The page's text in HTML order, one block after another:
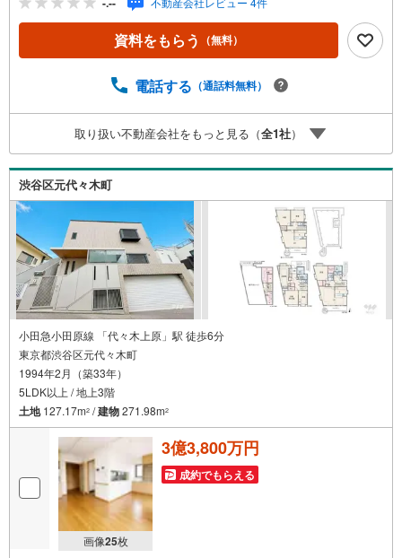
建・中古戸建・マンションなど幅広い物件を取り扱ってお
ります！■インターネット予約で当日見学が可能です（1）
［室内・現地を見学する］をクリック（2）本日～4日以内
ください！■9:30～20:00はお電話でのお問い合わせがスム
で物件を成約するとPayPayポイントがもらえる「Yahoo！
不動産 物件ご成約キャンペーン」の対象になります。「資
料をもらう」「見学予約をする」ボタンからお問い合わせ
ください。※必ずYahoo！ JAPAN IDでログインしてくださ
い。※PayPayポイントは出金と譲渡はできません。
資料をもらう （無料）
電話する （通話料無料）
取り扱い不動産会社をもっと見る（全1社）
渋谷区元代々木町
小田急小田原線 「代々木上原」駅 徒歩6分
東京都渋谷区元代々木町
1994年2月（築33年）
5LDK以上 / 地上3階
土地127.17m2 /建物271.98m2
画像25枚
3億3,800万円
成約でもらえる